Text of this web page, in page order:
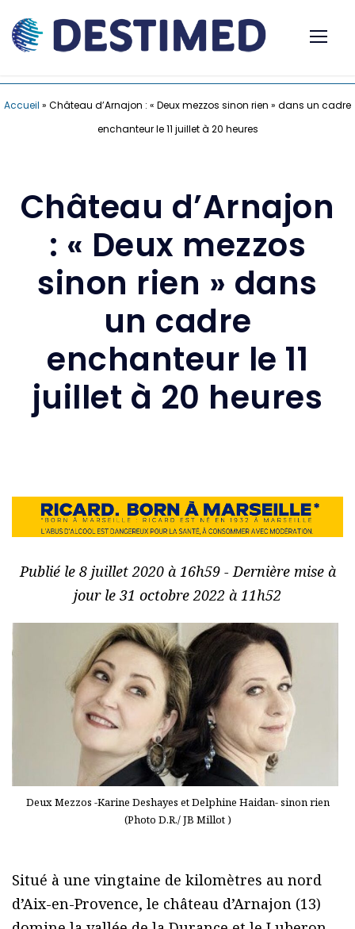
Accueil » Château d’Arnajon : « Deux mezzos sinon rien » dans un cadre
enchanteur le 11 juillet à 20 heures
Château d’Arnajon
: « Deux mezzos
sinon rien » dans
un cadre
enchanteur le 11
juillet à 20 heures
Publié le 8 juillet 2020 à 16h59 - Dernière mise à
jour le 31 octobre 2022 à 11h52
Deux Mezzos -Karine Deshayes et Delphine Haidan- sinon rien
(Photo D.R./ JB Millot )
Situé à une vingtaine de kilomètres au nord
d’Aix-en-Provence, le château d’Arnajon (13)